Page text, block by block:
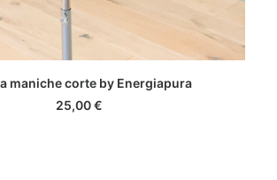
SCEGLI
a maniche corte by Energiapura
25,00€